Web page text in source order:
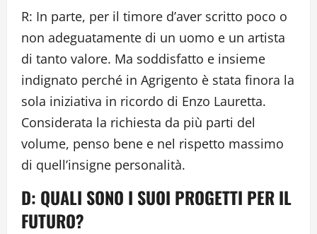
R: In parte, per il timore d’aver scritto poco o
non adeguatamente di un uomo e un artista
di tanto valore. Ma soddisfatto e insieme
indignato perché in Agrigento è stata finora la
sola iniziativa in ricordo di Enzo Lauretta.
Considerata la richiesta da più parti del
volume, penso bene e nel rispetto massimo
di quell’insigne personalità.
D: QUALI SONO I SUOI PROGETTI PER IL
FUTURO?